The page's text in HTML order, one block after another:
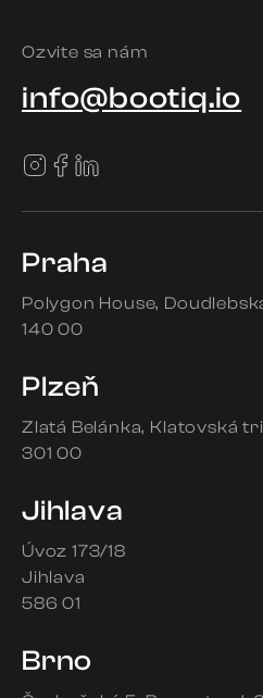
Ozvite sa nám
info@bootiq.io
Praha
Polygon House
140 00
Plzeň
Zlatá Belánka Klatovská
301 00
Jihlava
Úvoz 173/18
Jihlava
586 01
Brno